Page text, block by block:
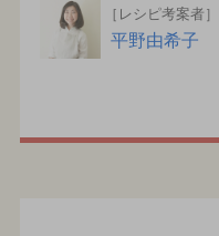
［レシピ考案者］
平野由希子